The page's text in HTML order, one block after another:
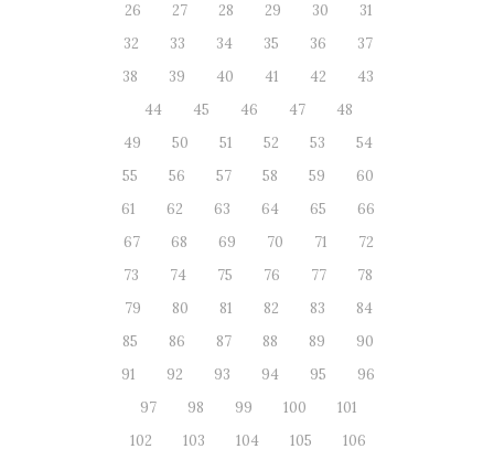
26
27 28 29 30
31
32
33 34 35 36
37
38
39 40 41 42
43
44
45 46 47
48
49
50 51 52 53
54
55
56 57 58 59
60
61
62 63 64 65
66
67
68 69 70 71
72
73
74 75 76 77
78
79
80 81 82 83
84
85
86 87 88 89
90
91
92 93 94 95
96
97
98 99 100
101
102
103 104 105
106